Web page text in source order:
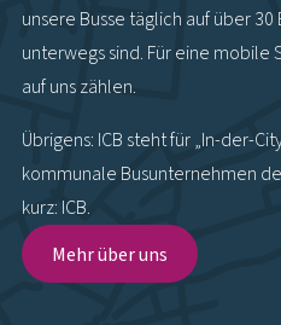
unsere Busse täglich auf über 30
unterwegs sind. Für eine mobile
auf uns zählen.
Übrigens: ICB steht für „In-der-
kommunale Busunternehmen
kurz: ICB.
Mehr über uns